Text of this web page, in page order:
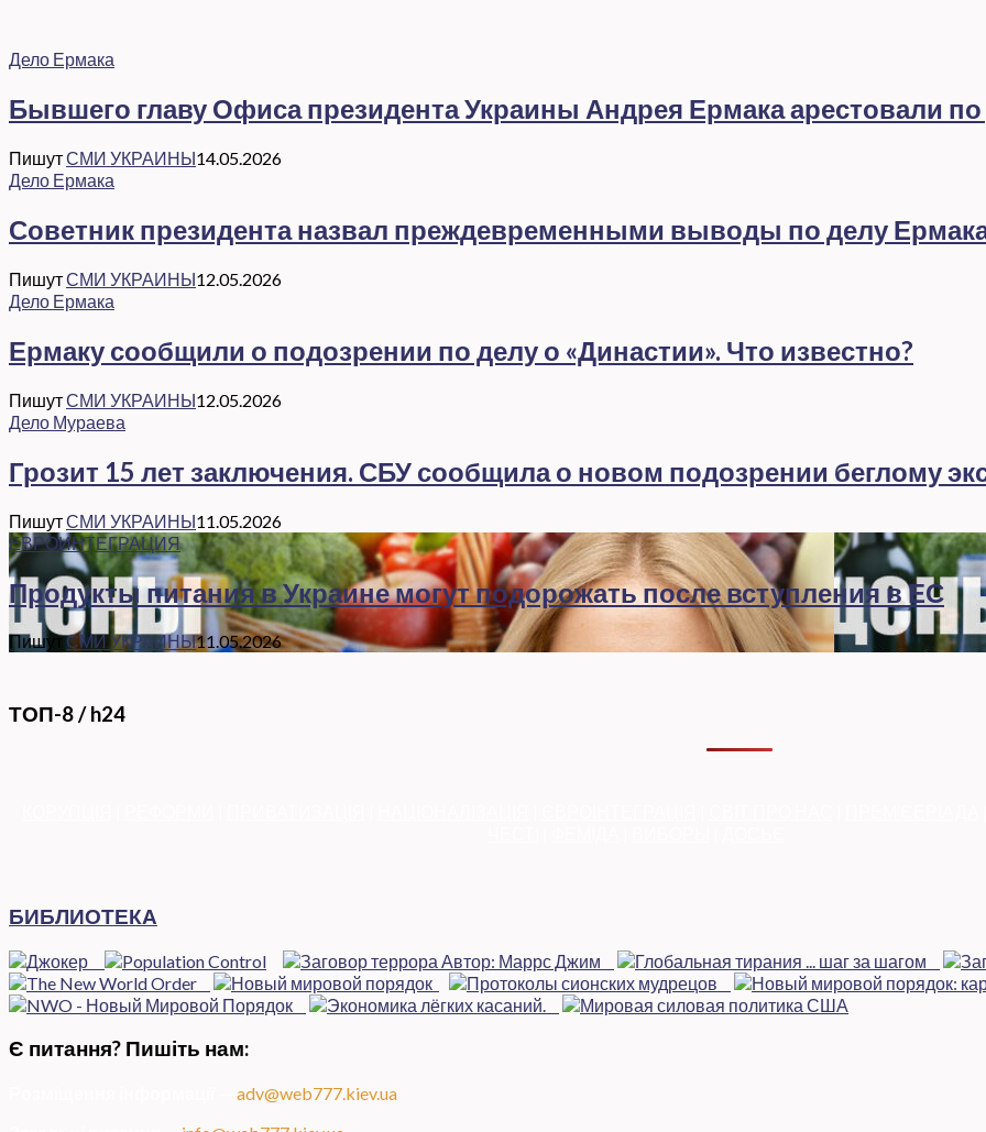
Дело Ермака
Бывшего главу Офиса президента Украины Андрея Ермака арестовали
ПишутСМИ УКРАИНЫ14.05.2026
Дело Ермака
Советник президента назвал преждевременными выводы по делу
ПишутСМИ УКРАИНЫ12.05.2026
Дело Ермака
Ермаку сообщили о подозрении по делу о «Династии». Что известно?
ПишутСМИ УКРАИНЫ12.05.2026
Дело Мураева
Грозит 15 лет заключения. СБУ сообщила о новом подозрении беглому
ПишутСМИ УКРАИНЫ11.05.2026
ЕВРОИНТЕГРАЦИЯ
Продукты питания в Украине могут подорожать после вступления в ЕС
ПишутСМИ УКРАИНЫ11.05.2026
ТОП-8 / h24
БИБЛИОТЕКА
Є питання? Пишіть нам:
adv@web777.kiev.ua